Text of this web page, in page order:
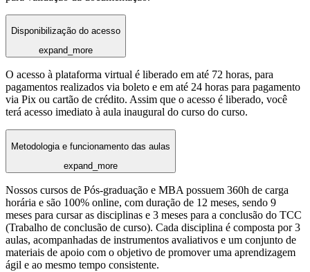
Disponibilização do acesso
expand_more
O acesso à plataforma virtual é liberado em até 72 horas, para
pagamentos realizados via boleto e em até 24 horas para pagamento
via Pix ou cartão de crédito. Assim que o acesso é liberado, você
terá acesso imediato à aula inaugural do curso do curso.
Metodologia e funcionamento das aulas
expand_more
Nossos cursos de Pós-graduação e MBA possuem 360h de carga
horária e são 100% online, com duração de 12 meses, sendo 9
meses para cursar as disciplinas e 3 meses para a conclusão do TCC
(Trabalho de conclusão de curso). Cada disciplina é composta por 3
aulas, acompanhadas de instrumentos avaliativos e um conjunto de
materiais de apoio com o objetivo de promover uma aprendizagem
ágil e ao mesmo tempo consistente.